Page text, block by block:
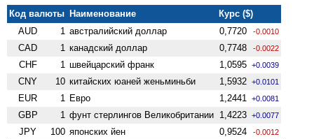
Код валюты Наименование
Курс ($)
AUD
1 австралийский доллар 0,7720 -0.0010
CAD 1 канадский доллар 0,7748 -0.0022
CHF 1 швейцарский франк 1,0595 +0.0039
CNY 10 китайских юаней женьминьби 1,5932 +0.0101
EUR 1 Евро 1,2441 +0.0081
GBP 1 фунт стерлингов Велико­британии 1,4223 +0.0077
JPY 100 японских йен 0,9524 -0.0012